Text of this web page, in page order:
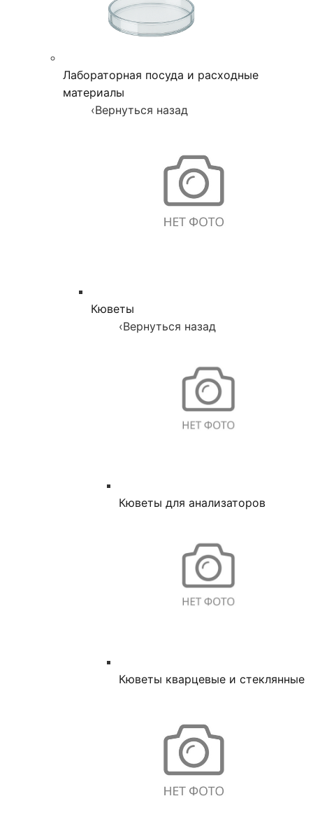
Лабораторная посуда и расходные
материалы
‹Вернуться назад
Кюветы
‹Вернуться назад
Кюветы для анализаторов
Кюветы кварцевые и стеклянные